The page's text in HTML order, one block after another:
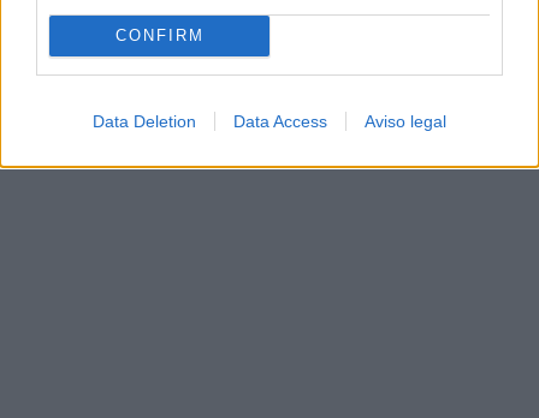
CONFIRM
Data Deletion Data Access Aviso legal